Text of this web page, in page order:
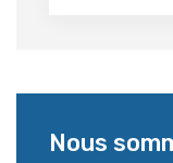
Nous